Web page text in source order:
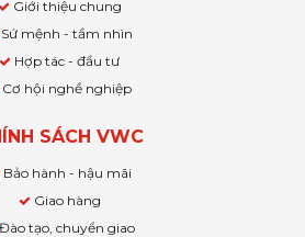
Giới thiệu chung
Sứ mệnh - tầm nhìn
Hợp tác - đầu tư
Cơ hội nghề nghiệp
SÁCH VWC
Bảo hành - hậu mãi
Giao hàng
Đào tạo, chuyển giao